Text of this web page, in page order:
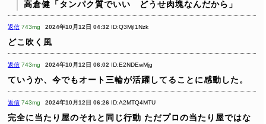
高倉健「タンパク質でいい どうせ肉塊なんだから」
返信 743mg 2024年10月12日 04:32 ID:Q3MjI1Nzk
どこ吹く風
返信 743mg 2024年10月12日 06:02 ID:E2NDEwMjg
ていうか、今でもオート三輪が活躍してることに感動した。
返信 743mg 2024年10月12日 06:26 ID:A2MTQ4MTU
完全に当たり屋のそれと同じ行動 ただプロの当たり屋ではな